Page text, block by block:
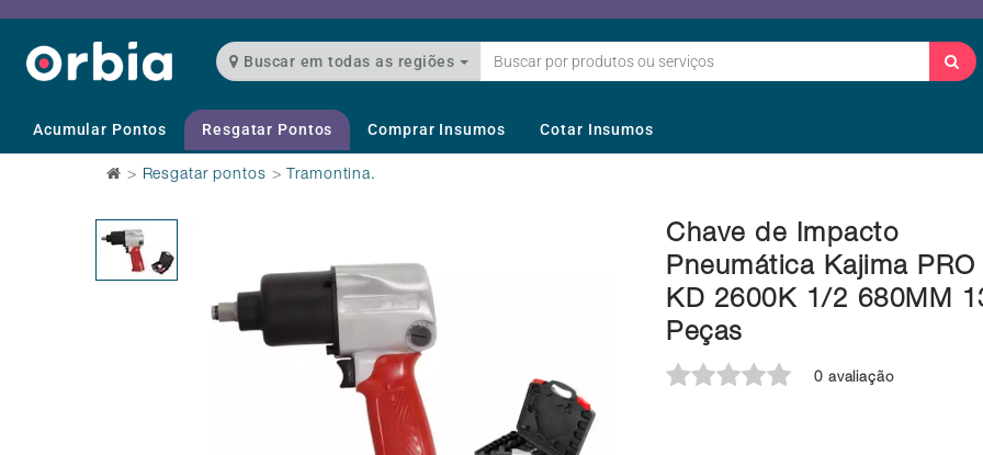
Buscar em todas as regiões
Acumular Pontos Resgatar Pontos Comprar Insumos Cotar Insumos
> Resgatar pontos > Tramontina.
Chave de Impacto
Pneumática Kajima PRO
KD 2600K 1/2 680MM
Peças
0 avaliação